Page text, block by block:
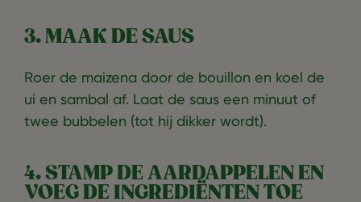
3. MAAK DE SAUS
Roer de maizena door de bouillon en koel de
ui en sambal af. Laat de saus een minuut of
twee bubbelen (tot hij dikker wordt).
4. STAMP DE AARDAPPELEN EN
VOEG DE INGREDIËNTEN TOE